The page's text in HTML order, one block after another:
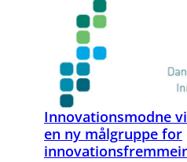
Innovationsmodne
en ny målgruppe for